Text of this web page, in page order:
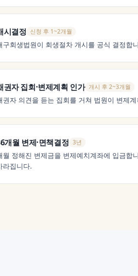
시결정 신청 후 1~2개월
구회생법원이 회생절차 개시를 공식 결정합
권자 집회·변제계획 인가 개시 후 2~3개월
권자 의견을 듣는 집회를 거쳐 법원이 변제
개월 변제·면책결정 3년
월 정해진 변제금을 변제예치계좌에 입금합
라집니다.